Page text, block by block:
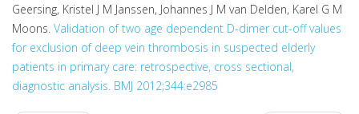
Geersing, Kristel J M Janssen, Johannes J M van Delden, Karel G M
Moons. Validation of two age dependent D-dimer cut-off values
for exclusion of deep vein thrombosis in suspected elderly
patients in primary care: retrospective, cross sectional,
diagnostic analysis. BMJ 2012;344:e2985